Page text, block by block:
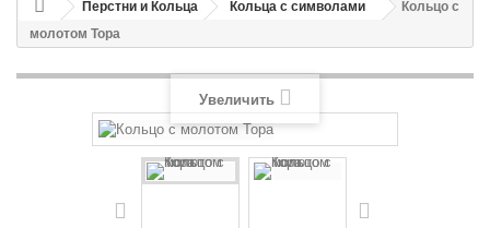
Перстни и Кольца Кольца с символами
Кольцо с
молотом Тора
Увеличить